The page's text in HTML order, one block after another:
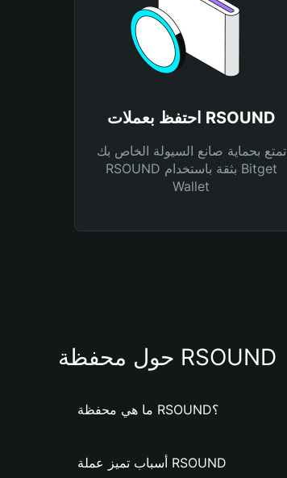
احتفظ بعملات RSOUND
تمتع بحماية صانع السيولة الخاص بك
RSOUND بثقة باستخدام Bitget
Wallet
حول محفظة RSOUND
ما هي محفظة RSOUND؟
أسباب تميز عملة RSOUND